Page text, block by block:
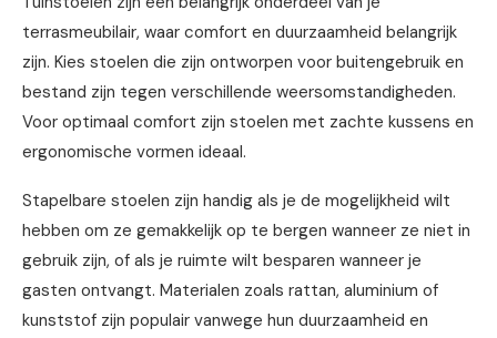
terrasmeubilair, waar comfort en duurzaamheid belangrijk
zijn. Kies stoelen die zijn ontworpen voor buitengebruik en
bestand zijn tegen verschillende weersomstandigheden.
Voor optimaal comfort zijn stoelen met zachte kussens en
ergonomische vormen ideaal.
Stapelbare stoelen zijn handig als je de mogelijkheid wilt
hebben om ze gemakkelijk op te bergen wanneer ze niet in
gebruik zijn, of als je ruimte wilt besparen wanneer je
gasten ontvangt. Materialen zoals rattan, aluminium of
kunststof zijn populair vanwege hun duurzaamheid en